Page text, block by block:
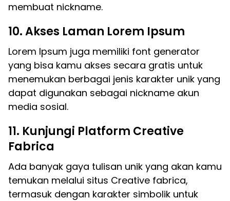
membuat nickname.
10. Akses Laman Lorem Ipsum
Lorem Ipsum juga memiliki font generator
yang bisa kamu akses secara gratis untuk
menemukan berbagai jenis karakter unik yang
dapat digunakan sebagai nickname akun
media sosial.
11. Kunjungi Platform Creative
Fabrica
Ada banyak gaya tulisan unik yang akan kamu
temukan melalui situs Creative fabrica,
termasuk dengan karakter simbolik untuk